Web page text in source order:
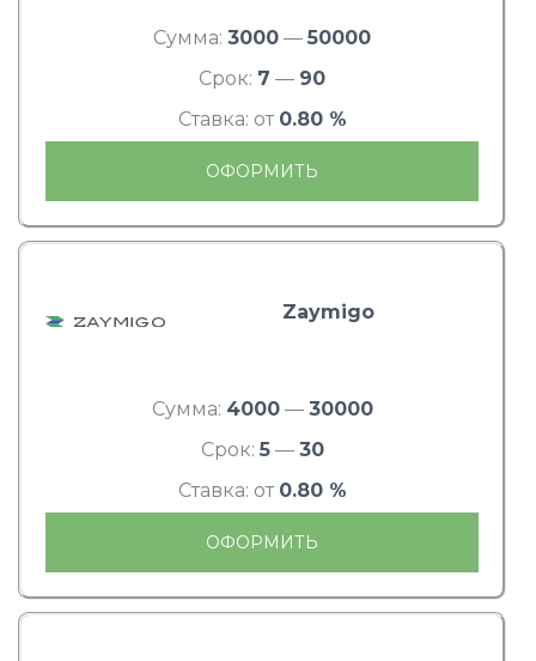
Сумма: 3000 — 50000
Срок: 7 — 90
Ставка: от 0.80 %
ОФОРМИТЬ
Zaymigo
Сумма: 4000— 30000
Срок: 5— 30
Ставка: от 0.80 %
ОФОРМИТЬ